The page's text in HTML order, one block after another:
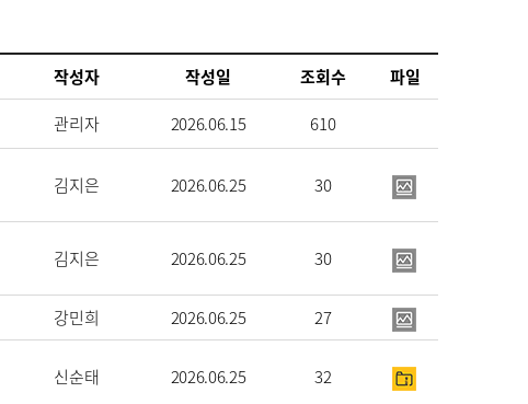
작성자 작성일 조회수 파일
관리자 2026.06.15 610
김지은 2026.06.25 30
김지은 2026.06.25 30
강민희 2026.06.25 27
신순태 2026.06.25 32